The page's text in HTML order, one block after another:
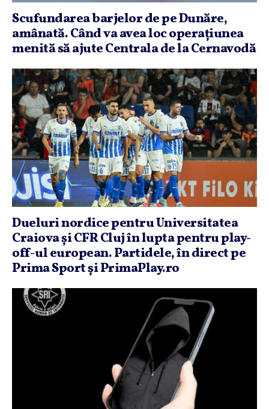
Scufundarea barjelor de pe Dunăre,
amânată. Când va avea loc operaţiunea
menită să ajute Centrala de la Cernavodă
Dueluri nordice pentru Universitatea
Craiova şi CFR Cluj în lupta pentru play-
off-ul european. Partidele, în direct pe
Prima Sport şi PrimaPlay.ro